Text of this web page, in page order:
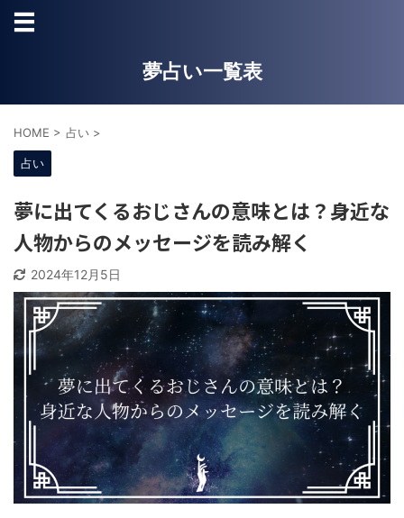
夢占い一覧表
HOME > 占い >
占い
夢に出てくるおじさんの意味とは？身近な
人物からのメッセージを読み解く
2024年12月5日